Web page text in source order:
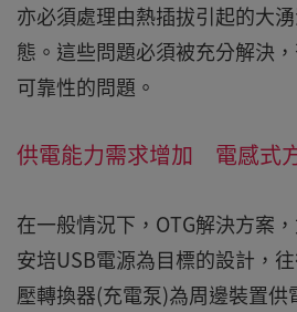
亦必須處理由熱插拔引起的大
態。這些問題必須被充分解決
可靠性的問題。
供電能力需求增加 電感式
在一般情況下，OTG解決方案
安培USB電源為目標的設計，
壓轉換器(充電泵)為周邊裝置供